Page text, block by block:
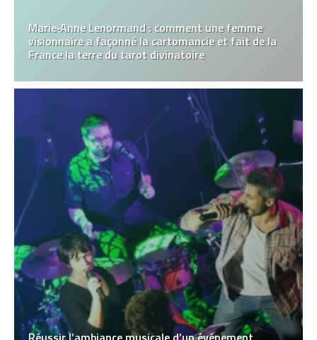
Marie‑Anne Lenormand : comment une femme
visionnaire a façonné la cartomancie et fait de la
France la terre du tarot divinatoire